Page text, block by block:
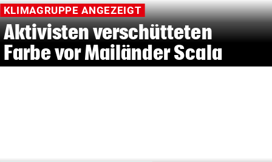
KLIMAGRUPPE ANGEZEIGT
Aktivisten verschütteten
Farbe vor Mailänder Scala